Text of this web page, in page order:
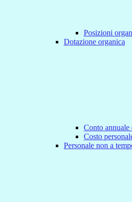
Posizioni
Dotazione organica
Conto annuale
Costo
Personale non a